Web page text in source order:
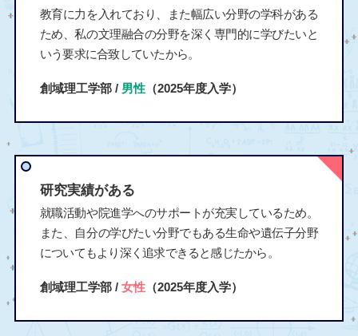
教育に力を入れており、また幅広い分野の学科がある
ため、私の文理融合の分野を深く専門的に学びたいと
いう要求に合致していたから。
創域理工学部 / 男性（2025年度入学）
研究実績がある
就職活動や院進学へのサポートが充実しているため。
また、自分の学びたい分野でもある生命や遺伝子分野
についてもより深く追求できると感じたから。
創域理工学部 / 女性（2025年度入学）